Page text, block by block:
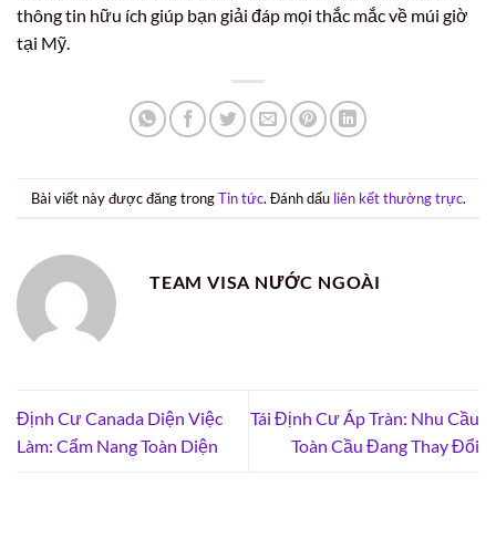
thông tin hữu ích giúp bạn giải đáp mọi thắc mắc về múi giờ
tại Mỹ.
Bài viết này được đăng trongTin tức. Đánh dấu liên kết thường trực.
TEAM VISA NƯỚC NGOÀI
Định Cư Canada Diện Việc
Làm: Cẩm Nang Toàn Diện
Tái Định Cư Áp Tràn: Nhu Cầu
Toàn Cầu Đang Thay Đổi